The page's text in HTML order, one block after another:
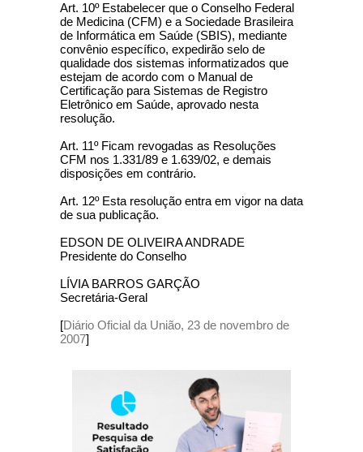
Art. 10º Estabelecer que o Conselho Federal
de Medicina (CFM) e a Sociedade Brasileira
de Informática em Saúde (SBIS), mediante
convênio específico, expedirão selo de
qualidade dos sistemas informatizados que
estejam de acordo com o Manual de
Certificação para Sistemas de Registro
Eletrônico em Saúde, aprovado nesta
resolução.
Art. 11º Ficam revogadas as Resoluções
CFM nos 1.331/89 e 1.639/02, e demais
disposições em contrário.
Art. 12º Esta resolução entra em vigor na data
de sua publicação.
EDSON DE OLIVEIRA ANDRADE
Presidente do Conselho
LÍVIA BARROS GARÇÃO
Secretária-Geral
[Diário Oficial da União, 23 de novembro de
2007]